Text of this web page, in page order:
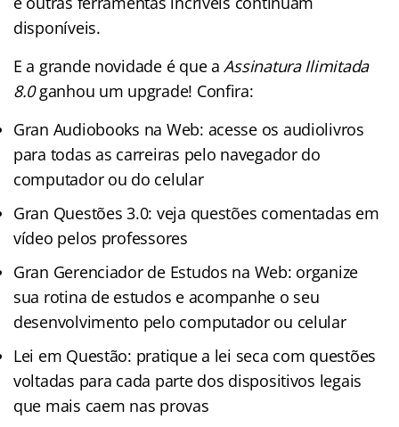
disponíveis.
E a grande novidade é que aAssinatura Ilimitada
8.0ganhou um upgrade! Confira:
Gran Audiobooks na Web: acesse os audiolivros
para todas as carreiras pelo navegador do
computador ou do celular
Gran Questões 3.0: veja questões comentadas em
vídeo pelos professores
Gran Gerenciador de Estudos na Web: organize
sua rotina de estudos e acompanhe o seu
desenvolvimento pelo computador ou celular
Lei em Questão: pratique a lei seca com questões
voltadas para cada parte dos dispositivos legais
que mais caem nas provas